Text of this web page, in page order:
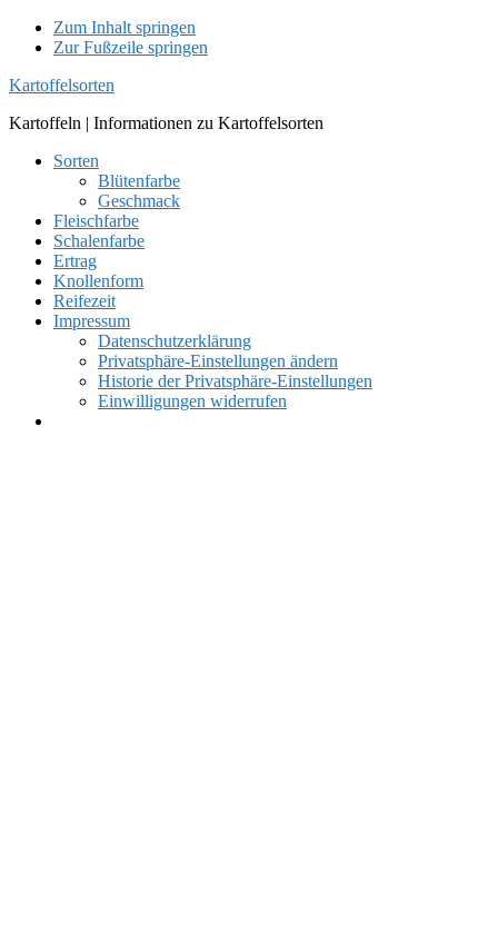
Zum Inhalt springen
Zur Fußzeile springen
Kartoffelsorten
Kartoffeln | Informationen zu Kartoffelsorten
Sorten
Blütenfarbe
Geschmack
Fleischfarbe
Schalenfarbe
Ertrag
Knollenform
Reifezeit
Impressum
Datenschutzerklärung
Privatsphäre-Einstellungen ändern
Historie der Privatsphäre-Einstellungen
Einwilligungen widerrufen